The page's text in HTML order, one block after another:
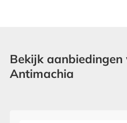
Bekijk aanbiedingen
Antimachia